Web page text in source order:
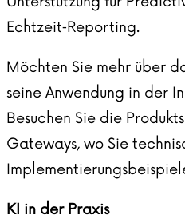
Echtzeit‑Reporting.
Möchten Sie mehr über
seine Anwendung in der
Besuchen Sie die
Gateways, wo Sie
KI in der Praxis